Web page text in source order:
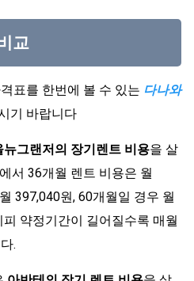
교
표를 한번에 볼 수 있는 다나와
기 바랍니다
뉴그랜저의 장기렌트 비용을 살
서 36개월 렌트 비용은 월
397,040원, 60개월일 경우 월
약정기간이 길어질수록 매월
.